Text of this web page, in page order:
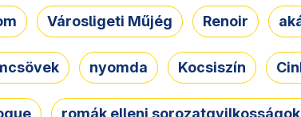
Városligeti Műjég Renoir
nyomda Kocsiszín
romák elleni